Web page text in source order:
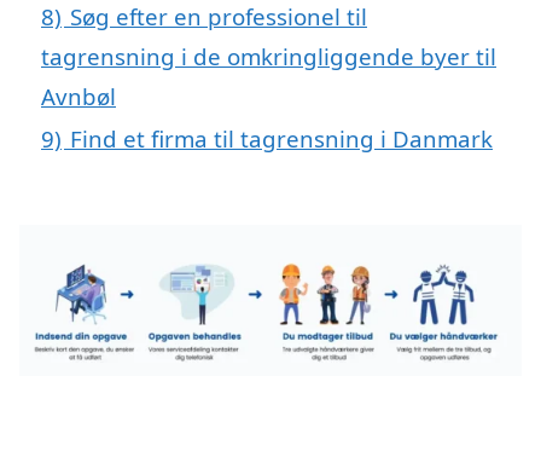
8) Søg efter en professionel til
tagrensning i de omkringliggende byer til
Avnbøl
9) Find et firma til tagrensning i Danmark